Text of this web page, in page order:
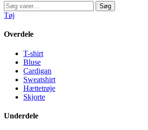
Søg
efter:
Søg
Tøj
Overdele
T-shirt
Bluse
Cardigan
Sweatshirt
Hættetrøje
Skjorte
Underdele